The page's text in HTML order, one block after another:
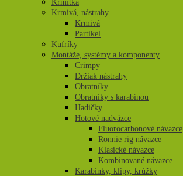
Krmítka
Krmivá, nástrahy
Krmivá
Partikel
Kufríky
Montáže, systémy a komponenty
Crimpy
Držiak nástrahy
Obratníky
Obratníky s karabínou
Hadičky
Hotové nadväzce
Fluorocarbonové návazce
Ronnie rig návazce
Klasické návazce
Kombinované návazce
Karabínky, klipy, krúžky